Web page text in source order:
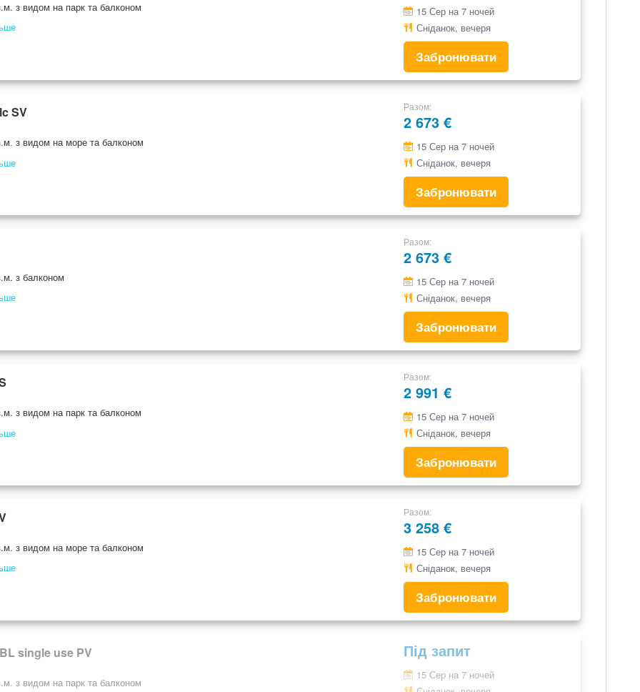
з видом на парк та балконом
15 Сер на 7 ночей
Сніданок, вечеря
Забронювати
SV
з видом на море та балконом
Разом
2 673 €
15 Сер на 7 ночей
Сніданок, вечеря
Забронювати
з балконом
Разом
2 673 €
15 Сер на 7 ночей
Сніданок, вечеря
Забронювати
з видом на парк та балконом
Разом
2 991 €
15 Сер на 7 ночей
Сніданок, вечеря
Забронювати
з видом на море та балконом
Разом
3 258 €
15 Сер на 7 ночей
Сніданок, вечеря
Забронювати
single use PV
з видом на парк та балконом
Під запит
15 Сер на 7 ночей